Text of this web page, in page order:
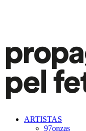
ARTISTAS
97onzas